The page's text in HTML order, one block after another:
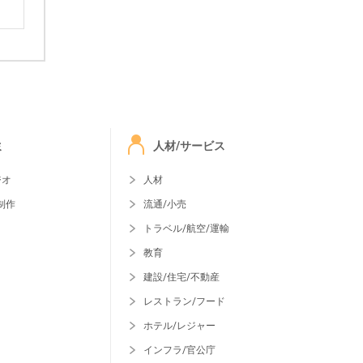
作
人材/サービス
人材
流通/小売
トラベル/航空/運輸
教育
建設/住宅/不動産
レストラン/フード
ホテル/レジャー
インフラ/官公庁